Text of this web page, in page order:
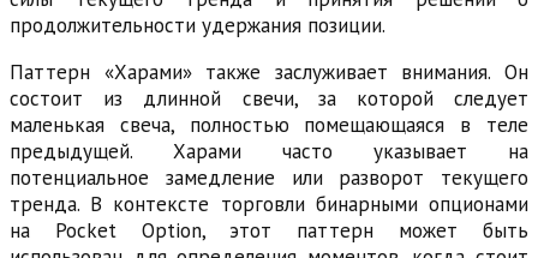
продолжительности удержания позиции.
Паттерн «Харами» также заслуживает внимания. Он
состоит из длинной свечи, за которой следует
маленькая свеча, полностью помещающаяся в теле
предыдущей. Харами часто указывает на
потенциальное замедление или разворот текущего
тренда. В контексте торговли бинарными опционами
на Pocket Option, этот паттерн может быть